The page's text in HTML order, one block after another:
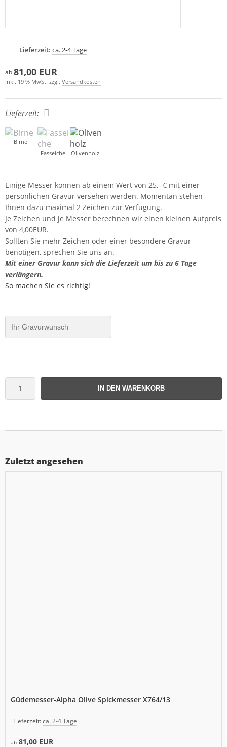
Lieferzeit: ca. 2-4 Tage
ab81,00 EUR
inkl. 19 % MwSt. zzgl. Versandkosten
Lieferzeit:
Birne
Fasseiche
Olivenholz
Einige Messer können ab einem Wert von 25,- € mit einer
persönlichen Gravur versehen werden. Momentan stehen
Ihnen dazu maximal 2 Zeichen zur Verfügung.
Je Zeichen und je Messer berechnen wir einen kleinen Aufpreis
von 4,00EUR.
Sollten Sie mehr Zeichen oder einer besondere Gravur
benötigen, sprechen Sie uns an.
Mit einer Gravur kann sich die Lieferzeit um bis zu 6 Tage
verlängern.
So machen Sie es richtig!
IN DEN WARENKORB
Zuletzt angesehen
Güdemesser-Alpha Olive Spickmesser X764/13
Lieferzeit:ca. 2-4 Tage
ab 81,00 EUR